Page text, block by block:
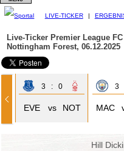
LIVE-TICKER |
Live-Ticker Premier League
Nottingham Forest, 06.12.2025
3 : 0
EVE vs NOT
3
MAC
Hill